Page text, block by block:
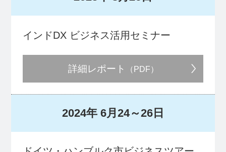
インドDX ビジネス活用セミナー
詳細レポート （PDF）
2024年 6月24～26日